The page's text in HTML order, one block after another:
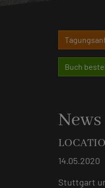
Buch
News
14.05.2020
Stuttgart